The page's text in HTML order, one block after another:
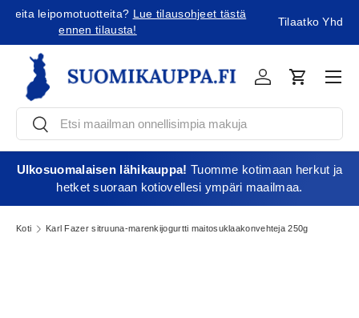
Jatka sisältöön
Tilaatko Yhdysvaltoihin?Tutustu uusiin tullikäytäntöihin!
EtsiEtsi
KirjauduOstoskori
Ulkosuomalaisen lähikauppa! Tuomme kotimaan herkut ja
hetket suoraan kotiovellesi ympäri maailmaa.
Koti Karl Fazer sitruuna-marenkijogurtti maitosuklaakonvehteja 250g